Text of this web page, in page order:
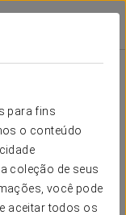
para fins
o conteúdo
coleção de seus
você pode
aceitar todos os